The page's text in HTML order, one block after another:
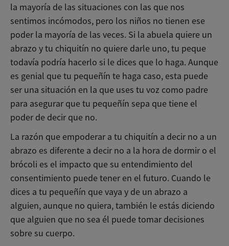
la mayoría de las situaciones con las que nos
sentimos incómodos, pero los niños no tienen ese
poder la mayoría de las veces. Si la abuela quiere un
abrazo y tu chiquitín no quiere darle uno, tu peque
todavía podría hacerlo si le dices que lo haga. Aunque
es genial que tu pequeñín te haga caso, esta puede
ser una situación en la que uses tu voz como padre
para asegurar que tu pequeñín sepa que tiene el
poder de decir que no.
La razón que empoderar a tu chiquitín a decir no a un
abrazo es diferente a decir no a la hora de dormir o el
brócoli es el impacto que su entendimiento del
consentimiento puede tener en el futuro. Cuando le
dices a tu pequeñín que vaya y de un abrazo a
alguien, aunque no quiera, también le estás diciendo
que alguien que no sea él puede tomar decisiones
sobre su cuerpo.